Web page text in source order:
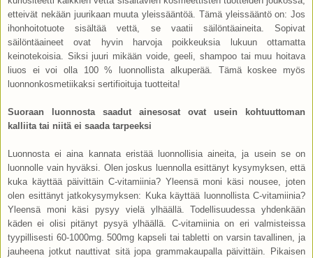
etteivät nekään juurikaan muuta yleissääntöä. Tämä yleissääntö on: Jos
ihonhoitotuote sisältää vettä, se vaatii säilöntäaineita. Sopivat
säilöntäaineet ovat hyvin harvoja poikkeuksia lukuun ottamatta
keinotekoisia. Siksi juuri mikään voide, geeli, shampoo tai muu hoitava
liuos ei voi olla 100 % luonnollista alkuperää. Tämä koskee myös
luonnonkosmetiikaksi sertifioituja tuotteita!
Suoraan luonnosta saadut ainesosat ovat usein kohtuuttoman
kalliita tai niitä ei saada tarpeeksi
Luonnosta ei aina kannata eristää luonnollisia aineita, ja usein se on
luonnolle vain hyväksi. Olen joskus luennolla esittänyt kysymyksen, että
kuka käyttää päivittäin C-vitamiinia? Yleensä moni käsi nousee, joten
olen esittänyt jatkokysymyksen: Kuka käyttää luonnollista C-vitamiinia?
Yleensä moni käsi pysyy vielä ylhäällä. Todellisuudessa yhdenkään
käden ei olisi pitänyt pysyä ylhäällä. C-vitamiinia on eri valmisteissa
tyypillisesti 60-1000mg. 500mg kapseli tai tabletti on varsin tavallinen, ja
jauheena jotkut nauttivat sitä jopa grammakaupalla päivittäin. Pikaisen